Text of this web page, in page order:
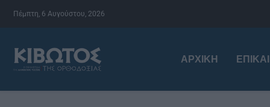
Πέμπτη, 6 Αυγούστου, 2026
ΑΡΧΙΚΉ